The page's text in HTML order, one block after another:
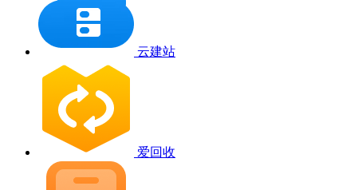
云建站
爱回收